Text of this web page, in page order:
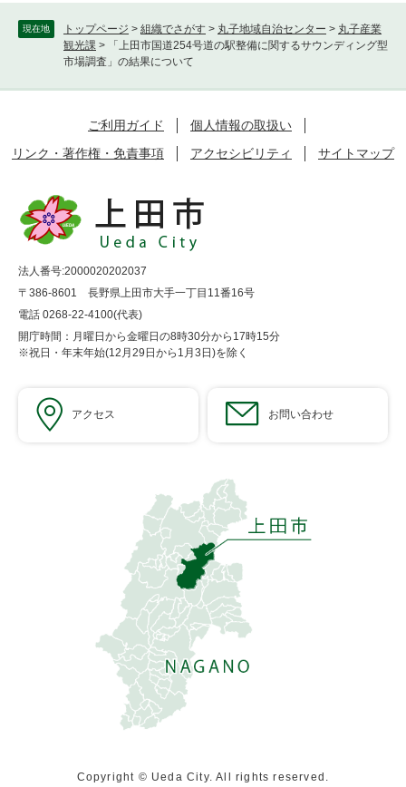
現在地 トップページ > 組織でさがす > 丸子地域自治センター > 丸子産業
観光課 >
「上田市国道254号道の駅整備に関するサウンディング型
市場調査」の結果について
ご利用ガイド
個人情報の取扱い
リンク・著作権・免責事項
アクセシビリティ サイトマップ
法人番号:2000020202037
〒386-8601 長野県上田市大手一丁目11番16号
電話 0268-22-4100(代表)
開庁時間：月曜日から金曜日の8時30分から17時15分
※祝日・年末年始(12月29日から1月3日)を除く
アクセス お問い合わせ
Copyright © Ueda City. All rights reserved.